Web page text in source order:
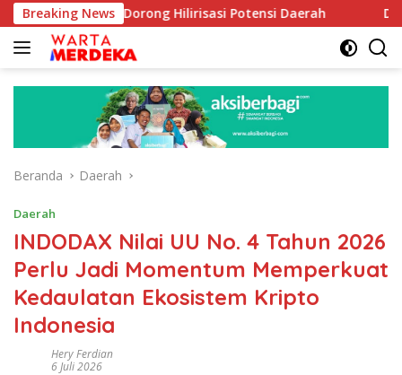
Langsung
ke
konten
Breaking News
Dorong Hilirisasi Potensi Daerah DPR Dorong
Beranda Daerah
Daerah
INDODAX Nilai UU No. 4 Tahun 2026
Perlu Jadi Momentum Memperkuat
Kedaulatan Ekosistem Kripto
Indonesia
Hery Ferdian
6 Juli 2026